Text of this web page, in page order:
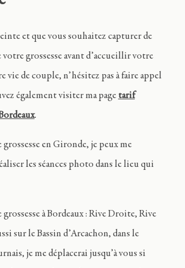
et que vous souhaitez capturer de
votre grossesse avant d’accueillir votre
vie de couple, n’hésitez pas à faire appel
également visiter ma page tarif
.
en Gironde, je peux me
les séances photo dans le lieu qui
à Bordeaux : Rive Droite, Rive
sur le Bassin d’Arcachon, dans le
je me déplacerai jusqu’à vous si